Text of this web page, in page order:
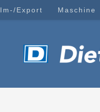
Im-/Export Maschine